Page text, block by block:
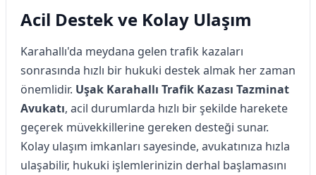
Acil Destek ve Kolay Ulaşım
Karahallı'da meydana gelen trafik kazaları
sonrasında hızlı bir hukuki destek almak her zaman
önemlidir. Uşak Karahallı Trafik Kazası Tazminat
Avukatı, acil durumlarda hızlı bir şekilde harekete
geçerek müvekkillerine gereken desteği sunar.
Kolay ulaşım imkanları sayesinde, avukatınıza hızla
ulaşabilir, hukuki işlemlerinizin derhal başlamasını